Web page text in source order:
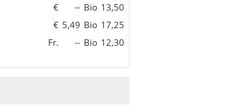
€ -- Bio 13,50
€ 5,49 Bio 17,25
Fr. -- Bio 12,30